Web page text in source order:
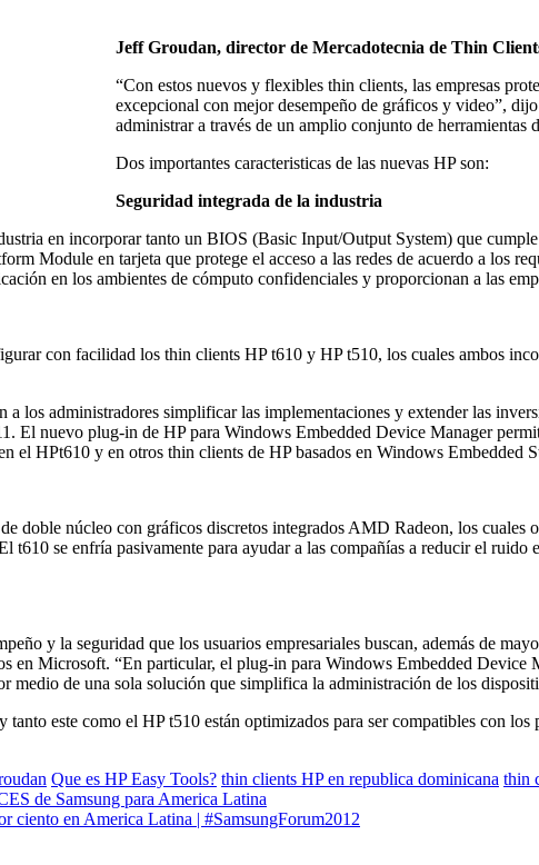
Jeff Groudan, director de Mercadotecnia de Thin
“Con estos nuevos y flexibles thin clients, las empresas
excepcional con mejor desempeño de gráficos y video”,
administrar a través de un amplio conjunto de herramientas
Dos importantes caracteristicas de las nuevas HP son:
Seguridad integrada de la industria
en incorporar tanto un BIOS (Basic Input/Output System) que
Module en tarjeta que protege el acceso a las redes de acuerdo a los
en los ambientes de cómputo confidenciales y proporcionan a las
con facilidad los thin clients HP t610 y HP t510, los cuales ambos
los administradores simplificar las implementaciones y extender las
El nuevo plug-in de HP para Windows Embedded Device Manager
el HPt610 y en otros thin clients de HP basados en Windows Embedded
doble núcleo con gráficos discretos integrados AMD Radeon, los cuales
t610 se enfría pasivamente para ayudar a las compañías a reducir el
y la seguridad que los usuarios empresariales buscan, además de
en Microsoft. “En particular, el plug-in para Windows Embedded Device
medio de una sola solución que simplifica la administración de los
este como el HP t510 están optimizados para ser compatibles con
Que es HP Easy Tools? thin clients HP en republica dominicana thin
de Samsung para America Latina
ciento en America Latina | #SamsungForum2012